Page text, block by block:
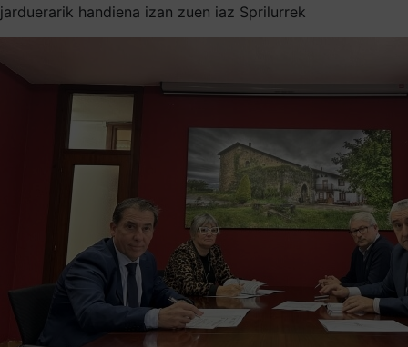
jarduerarik handiena izan zuen iaz Sprilurrek